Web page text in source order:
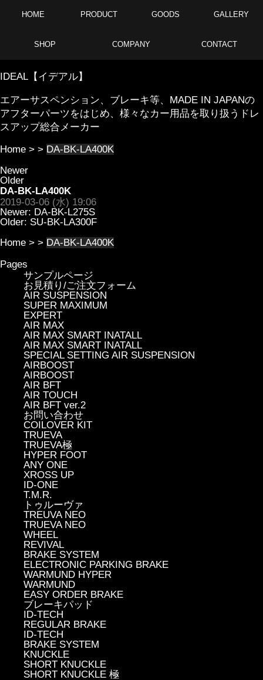
HOME PRODUCT GOODS GALLERY
SHOP COMPANY CONTACT
IDEAL【イデアル】
エアーサスペンション、ブレーキ等、MADE IN JAPANの
アフターパーツをはじめ、様々なカー用品を取り扱うドレ
スアップ総合メーカー
Home > > DA-BK-LA400K
Newer
Older
DA-BK-LA400K
2019-03-06 (水) 19:06
Newer: DA-BK-L275S
Older: SU-BK-LA300F
Home > > DA-BK-LA400K
Pages
サンプルページ
お見積り/ご注文フォーム
AIR SUSPENSION
SUPER MAXIMUM
EXPERT
AIR MAX
AIR MAX SMART INATALL
AIR MAX SMART INATALL
SPECIAL SETTING AIR SUSPENSION
AIRBOOST
AIRBOOST
AIR BFT
AIR TOUCH
AIR BFT ver.2
お問い合わせ
COILOVER KIT
TRUEVA
TRUEVA極
HYPER FOOT
ANY ONE
XROSS UP
ID-ONE
T.M.R.
トゥルーヴァ
TREUVA NEO
TRUEVA NEO
WHEEL
REVIVAL
BRAKE SYSTEM
ELECTRONIC PARKING BRAKE
WARMUND HYPER
WARMUND
EASY ORDER BRAKE
ブレーキパッド
ID-TECH
REGULAR BRAKE
ID-TECH
BRAKE SYSTEM
KNUCKLE
SHORT KNUCKLE
SHORT KNUCKLE 極